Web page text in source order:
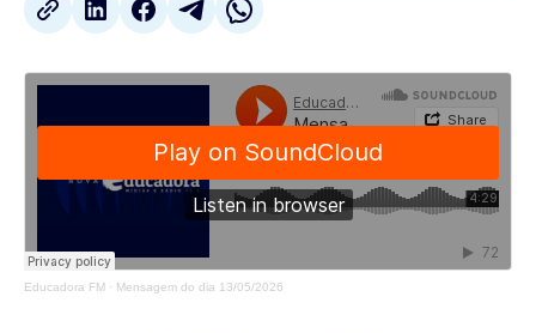
Educadora FM · Mensagem do dia 13/05/2026